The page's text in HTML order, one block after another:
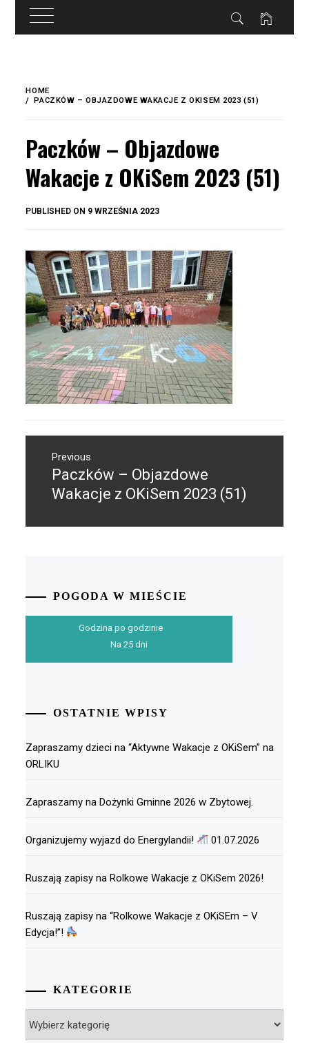
treści
content
HOME
PACZKÓW – OBJAZDOWE WAKACJE Z OKISEM 2023 (51)
Paczków – Objazdowe
Wakacje z OKiSem 2023 (51)
PUBLISHED ON 9 WRZEŚNIA 2023
wpisuPrevious
Previous
post:
Paczków – Objazdowe
Wakacje z OKiSem 2023 (51)
POGODA W MIEŚCIE
Godzina po godzinie
Na 25 dni
OSTATNIE WPISY
Zapraszamy dzieci na “Aktywne Wakacje z OKiSem” na
ORLIKU
Zapraszamy na Dożynki Gminne 2026 w Zbytowej.
Organizujemy wyjazd do Energylandii! 01.07.2026
Ruszają zapisy na Rolkowe Wakacje z OKiSem 2026!
Ruszają zapisy na “Rolkowe Wakacje z OKiSEm – V
Edycja!”!
KATEGORIE